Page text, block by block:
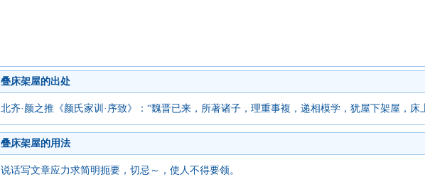
叠床架屋的出处
北齐·颜之推《颜氏家训·序致》：“魏晋已来，所著诸子，理重事複，递相模学，犹屋下架屋，床
叠床架屋的用法
说话写文章应力求简明扼要，切忌～，使人不得要领。